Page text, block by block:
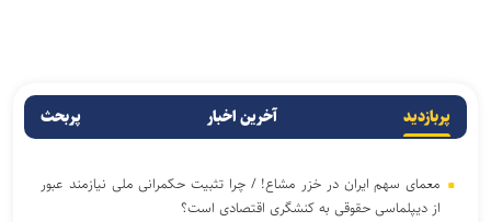
پربازدید آخرین اخبار پربحث
معمای سهم ایران در خزر مشاع! / چرا تثبیت حکمرانی ملی نیازمند عبور
از دیپلماسی حقوقی به کنشگری اقتصادی است؟